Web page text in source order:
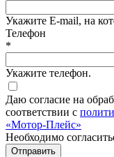
Укажите E-mail, на
Телефон
*
Укажите телефон.
Даю согласие на
соответствии с
«Мотор-Плейс»
Необходимо
Отправить